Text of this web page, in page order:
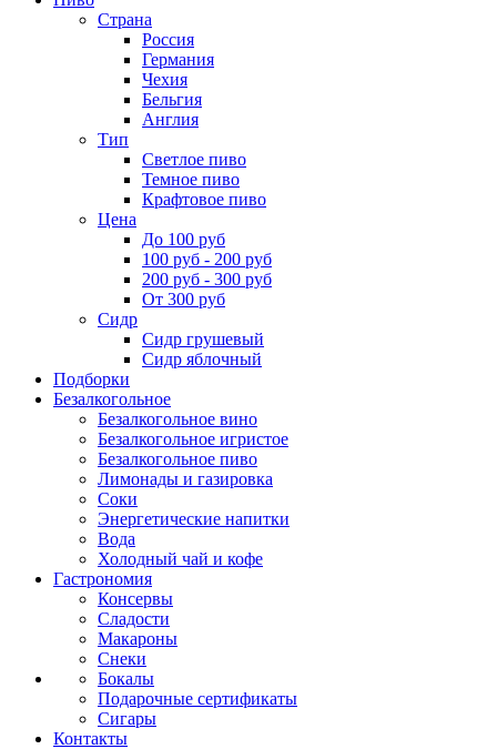
Страна
Россия
Германия
Чехия
Бельгия
Англия
Тип
Светлое пиво
Темное пиво
Крафтовое пиво
Цена
До 100 руб
100 руб - 200 руб
200 руб - 300 руб
От 300 руб
Сидр
Сидр грушевый
Сидр яблочный
Подборки
Безалкогольное
Безалкогольное вино
Безалкогольное игристое
Безалкогольное пиво
Лимонады и газировка
Соки
Энергетические напитки
Вода
Холодный чай и кофе
Гастрономия
Консервы
Сладости
Макароны
Снеки
Бокалы
Подарочные сертификаты
Сигары
Контакты